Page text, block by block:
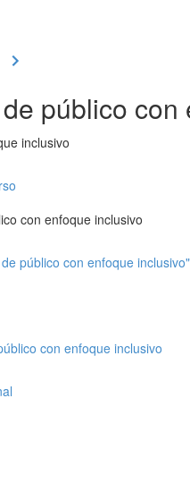
público
inclusivo
con enfoque inclusivo
público con enfoque inclusivo"
con enfoque inclusivo